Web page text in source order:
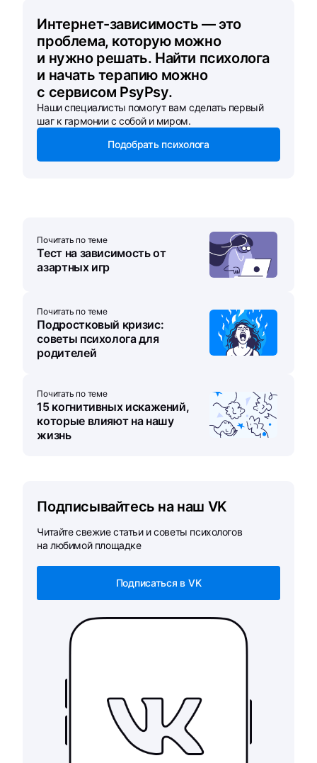
Интернет-зависимость — это
проблема, которую можно
и нужно решать. Найти психолога
и начать терапию можно
с сервисом PsyPsy.
Наши специалисты помогут вам сделать первый
шаг к гармонии с собой и миром.
Подобрать психолога
Почитать по теме
Тест на зависимость от
азартных игр
Почитать по теме
Подростковый кризис:
советы психолога для
родителей
Почитать по теме
15 когнитивных искажений,
которые влияют на нашу
жизнь
Подписывайтесь на наш VK
Читайте свежие статьи и советы психологов
на любимой площадке
Подписаться в VK